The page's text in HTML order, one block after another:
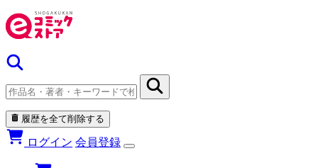
履歴を全て削除する
ログイン 会員登録